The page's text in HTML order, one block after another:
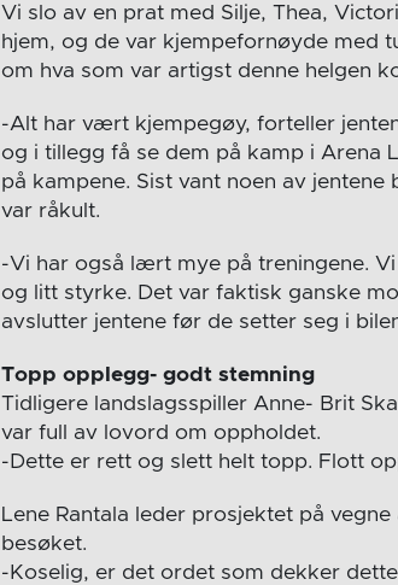
Vi slo av en prat med Silje, Thea,
hjem, og de var kjempefornøyde med
om hva som var artigst denne helgen
-Alt har vært kjempegøy, forteller
og i tillegg få se dem på kamp i Arena
på kampene. Sist vant noen av
var råkult.
-Vi har også lært mye på treningene.
og litt styrke. Det var faktisk ganske
avslutter jentene før de setter seg i
Topp opplegg- godt stemning
Tidligere landslagsspiller Anne- Brit
var full av lovord om oppholdet.
-Dette er rett og slett helt topp. Flott
Lene Rantala leder prosjektet på
besøket.
-Koselig, er det ordet som dekker